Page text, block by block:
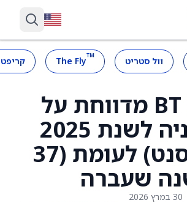
וול סטריט ™
The Fly
BT Brands מדווחת על
רווח למניה לשנת 2025
של (11 סנט) לעומת (37
שעברה
30 במרץ 2026